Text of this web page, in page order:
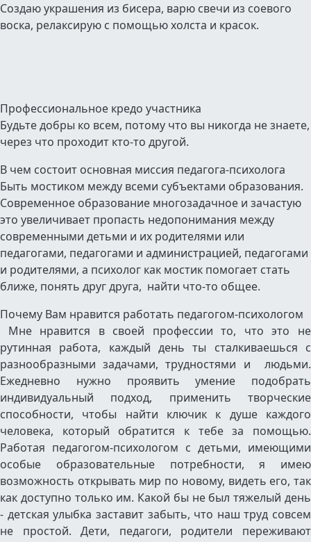
Создаю украшения из бисера, варю свечи из соевого
воска, релаксирую с помощью холста и красок.
Профессиональное кредо участника
Будьте добры ко всем, потому что вы никогда не знаете,
через что проходит кто-то другой.
В чем состоит основная миссия педагога-психолога
Быть мостиком между всеми субъектами образования.
Современное образование многозадачное и зачастую
это увеличивает пропасть недопонимания между
современными детьми и их родителями или
педагогами, педагогами и администрацией, педагогами
и родителями, а психолог как мостик помогает стать
ближе, понять друг друга, найти что-то общее.
Почему Вам нравится работать педагогом-психологом
Мне нравится в своей профессии то, что это не
рутинная работа, каждый день ты сталкиваешься с
разнообразными задачами, трудностями и людьми.
Ежедневно нужно проявить умение подобрать
индивидуальный подход, применить творческие
способности, чтобы найти ключик к душе каждого
человека, который обратится к тебе за помощью.
Работая педагогом-психологом с детьми, имеющими
особые образовательные потребности, я имею
возможность открывать мир по новому, видеть его, так
как доступно только им. Какой бы не был тяжелый день
- детская улыбка заставит забыть, что наш труд совсем
не простой. Дети, педагоги, родители переживают